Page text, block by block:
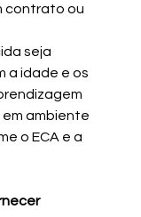
contrato ou
seja
a idade e os
ambiente
o ECA e a